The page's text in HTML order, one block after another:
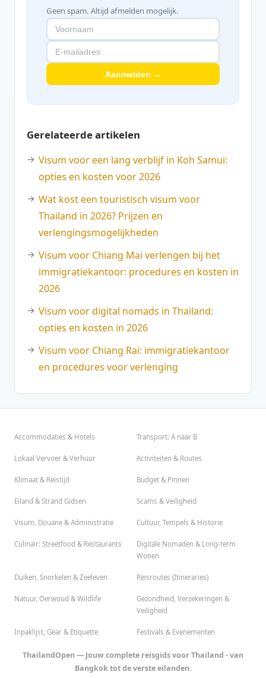
Geen spam. Altijd afmelden mogelijk.
Aanmelden →
Gerelateerde artikelen
Visum voor een lang verblijf in Koh Samui:
opties en kosten voor 2026
Wat kost een touristisch visum voor
Thailand in 2026? Prijzen en
verlengingsmogelijkheden
Visum voor Chiang Mai verlengen bij het
immigratiekantoor: procedures en kosten in
2026
Visum voor digital nomads in Thailand:
opties en kosten in 2026
Visum voor Chiang Rai: immigratiekantoor
en procedures voor verlenging
Accommodaties & Hotels Transport: A naar B
Lokaal Vervoer & Verhuur Activiteiten & Routes
Klimaat & Reistijd Budget & Pinnen
Eiland & Strand Gidsen Scams & Veiligheid
Visum, Douane & Administratie Cultuur, Tempels & Historie
Culinair: Streetfood & Restaurants
Digitale Nomaden & Long-term
Wonen
Duiken, Snorkelen & Zeeleven Reisroutes (Itineraries)
Natuur, Oerwoud & Wildlife
Gezondheid, Verzekeringen &
Veiligheid
Inpaklijst, Gear & Etiquette Festivals & Evenementen
ThailandOpen — Jouw complete reisgids voor Thailand - van
Bangkok tot de verste eilanden.